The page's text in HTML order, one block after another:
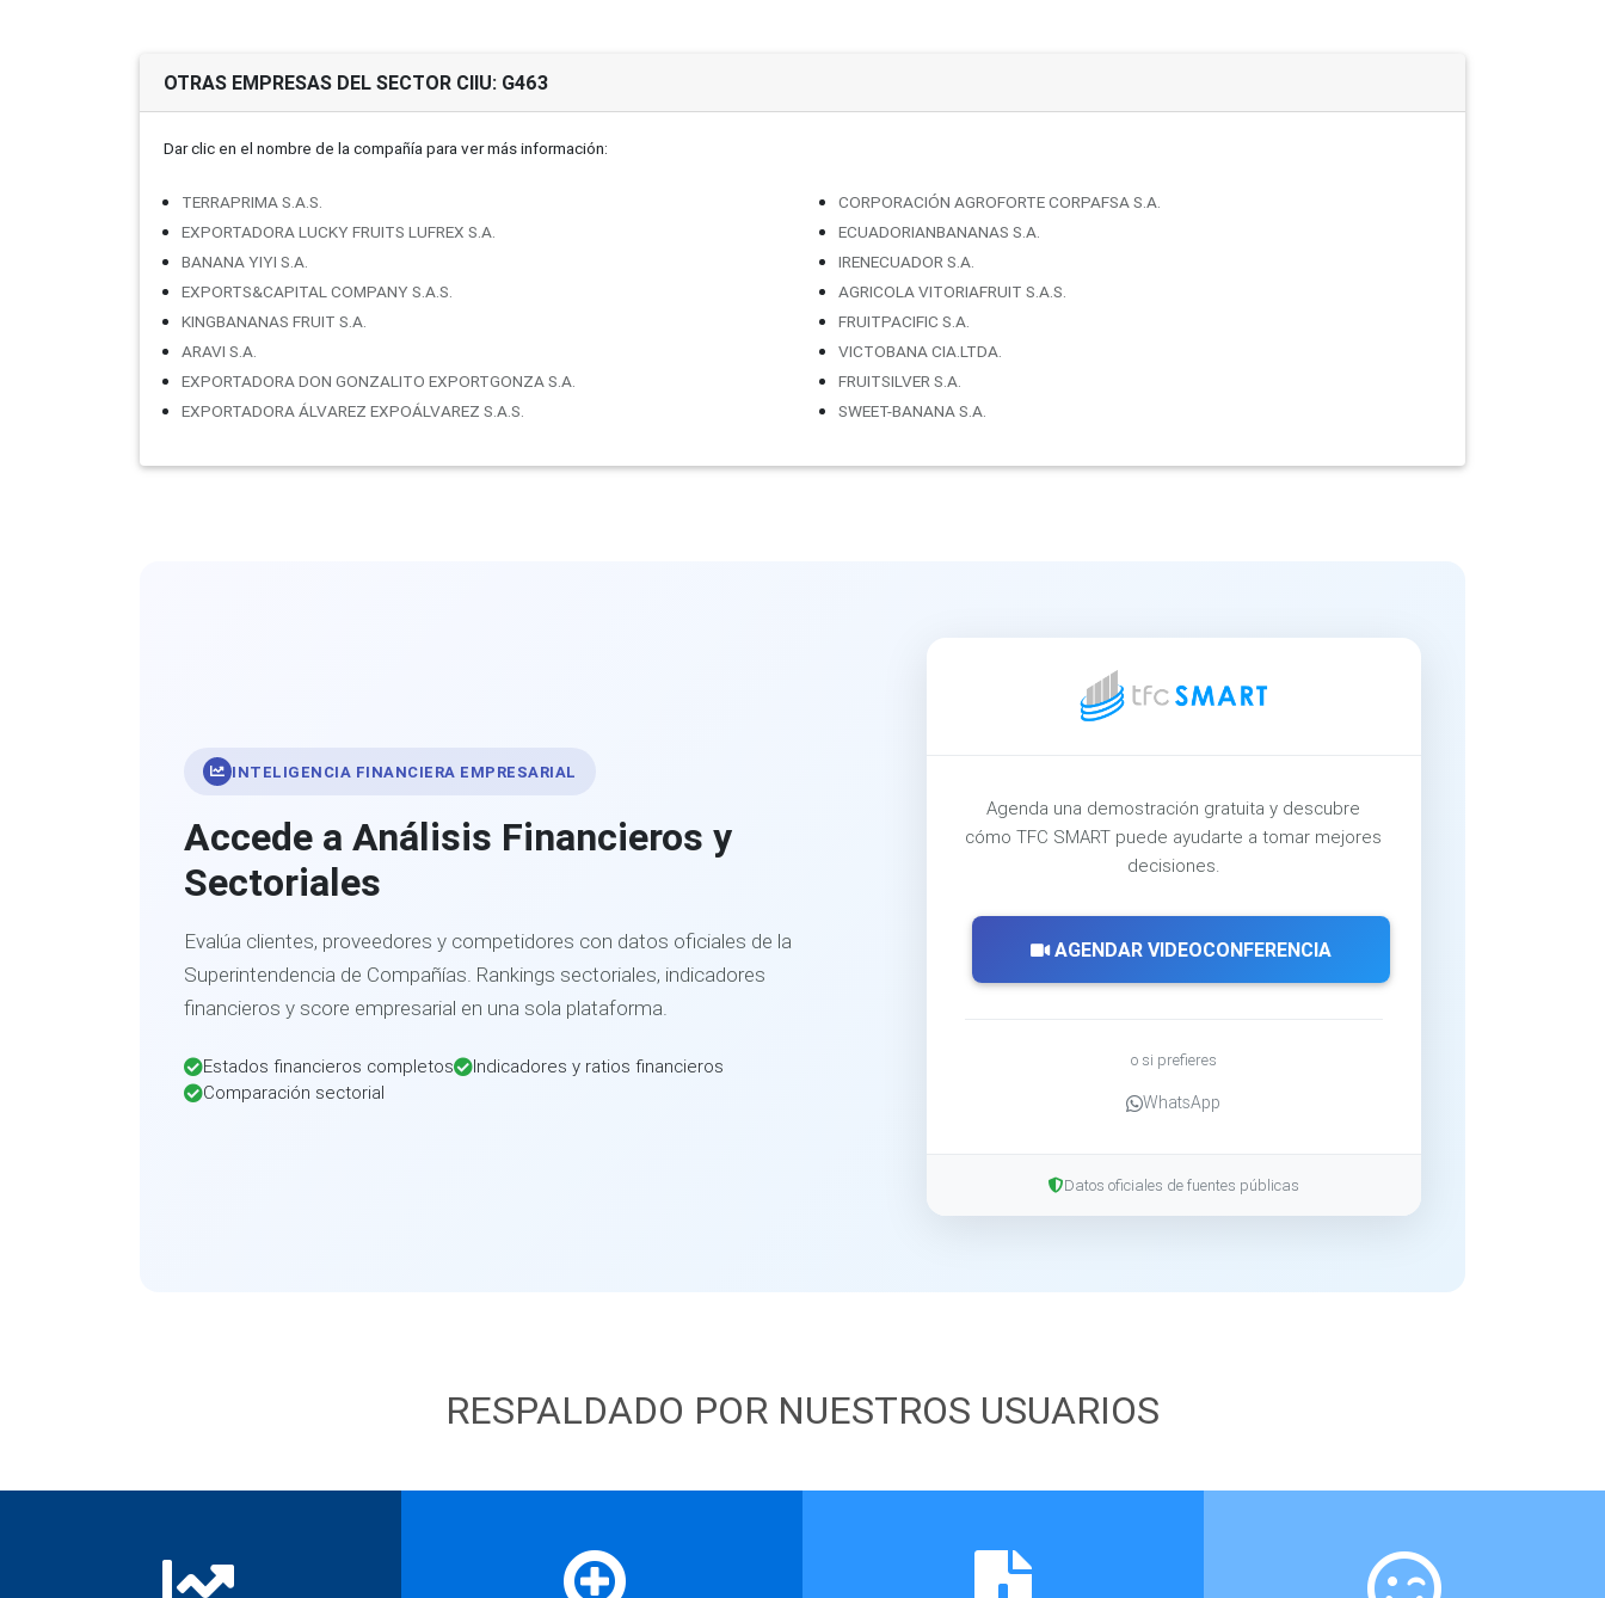
OTRAS EMPRESAS DEL SECTOR CIIU: G463
Dar clic en el nombre de la compañí­a para ver más información:
TERRAPRIMA S.A.S.
EXPORTADORA LUCKY FRUITS LUFREX S.A.
BANANA YIYI S.A.
EXPORTS&CAPITAL COMPANY S.A.S.
KINGBANANAS FRUIT S.A.
ARAVI S.A.
EXPORTADORA DON GONZALITO EXPORTGONZA S.A.
EXPORTADORA ÁLVAREZ EXPOÁLVAREZ S.A.S.
CORPORACIÓN AGROFORTE CORPAFSA S.A.
ECUADORIANBANANAS S.A.
IRENECUADOR S.A.
AGRICOLA VITORIAFRUIT S.A.S.
FRUITPACIFIC S.A.
VICTOBANA CIA.LTDA.
FRUITSILVER S.A.
SWEET-BANANA S.A.
INTELIGENCIA FINANCIERA EMPRESARIAL
Accede a Análisis Financieros y
Sectoriales
Evalúa clientes, proveedores y competidores con datos oficiales de la
Superintendencia de Compañías. Rankings sectoriales, indicadores
financieros y score empresarial en una sola plataforma.
Estados financieros completos
Indicadores y ratios financieros
Comparación sectorial
Agenda una demostración gratuita y descubre
cómo TFC SMART puede ayudarte a tomar mejores
decisiones.
AGENDAR VIDEOCONFERENCIA
o si prefieres
WhatsApp
Datos oficiales de fuentes públicas
RESPALDADO POR NUESTROS USUARIOS